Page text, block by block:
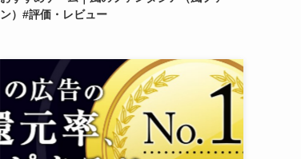
ン）#評価・レビュー